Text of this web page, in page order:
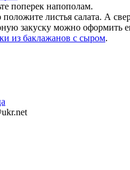
поперек напополам.
листья салата. А
закуску можно оформить
из баклажанов с сыром.